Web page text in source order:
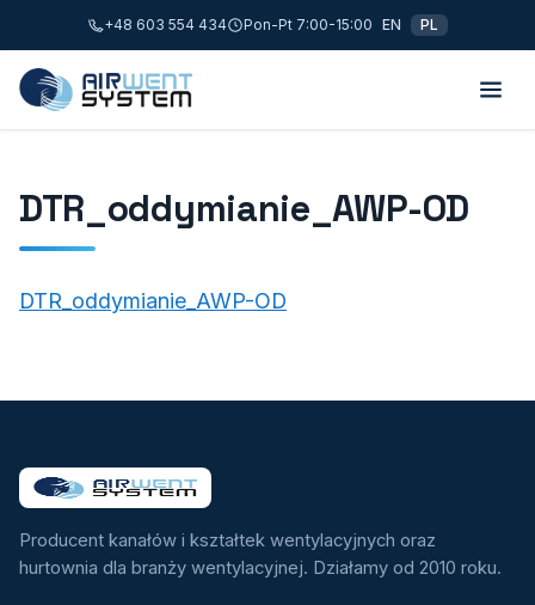
+48 603 554 434 Pon-Pt 7:00-15:00 EN PL
DTR_oddymianie_AWP-OD
DTR_oddymianie_AWP-OD
Producent kanałów i kształtek wentylacyjnych oraz
hurtownia dla branży wentylacyjnej. Działamy od 2010 roku.